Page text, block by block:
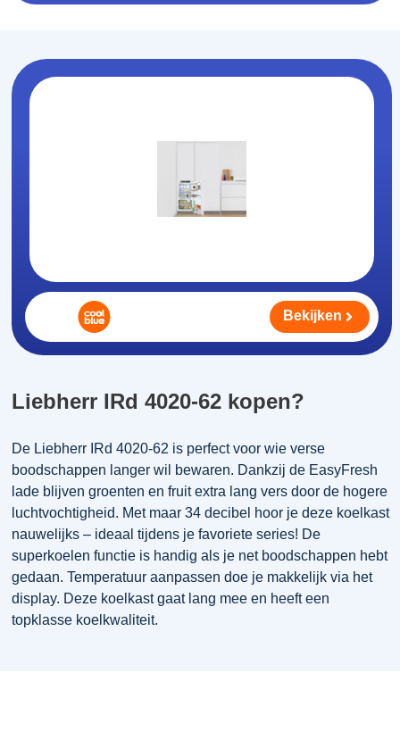
Liebherr IRd 4020-62 kopen?
De Liebherr IRd 4020-62 is perfect voor wie verse
boodschappen langer wil bewaren. Dankzij de EasyFresh
lade blijven groenten en fruit extra lang vers door de hogere
luchtvochtigheid. Met maar 34 decibel hoor je deze koelkast
nauwelijks – ideaal tijdens je favoriete series! De
superkoelen functie is handig als je net boodschappen hebt
gedaan. Temperatuur aanpassen doe je makkelijk via het
display. Deze koelkast gaat lang mee en heeft een
topklasse koelkwaliteit.
Bekijken